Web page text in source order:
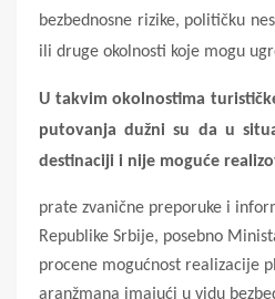
bezbednosne rizike, političku
ili druge okolnosti koje mogu
U takvim okolnostima
putovanja dužni su da u
destinaciji i nije moguće
prate zvanične preporuke i
Republike Srbije, posebno
procene mogućnost realizacije
aranžmana imajući u vidu